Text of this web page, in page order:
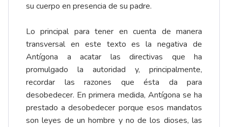
su cuerpo en presencia de su padre.
Lo principal para tener en cuenta de manera
transversal en este texto es la negativa de
Antígona a acatar las directivas que ha
promulgado la autoridad y, principalmente,
recordar las razones que ésta da para
desobedecer. En primera medida, Antígona se ha
prestado a desobedecer porque esos mandatos
son leyes de un hombre y no de los dioses, las